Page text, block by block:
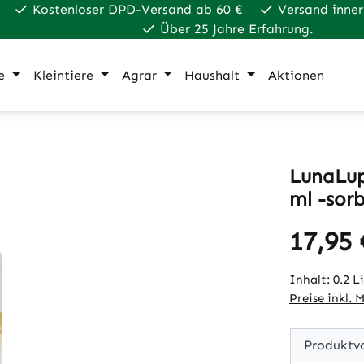
Kostenloser DPD-Versand ab 60 €
Versand
Über 25 Jahre Erfahrung.
Kleintiere Agrar Haushalt Aktionen
ml -
Regulärer
17,95
Inhalt: 0.2
Preise inkl.